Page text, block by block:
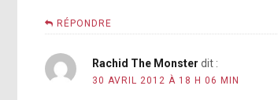
RÉPONDRE
Rachid The Monster dit :
30 AVRIL 2012 À 18 H 06 MIN